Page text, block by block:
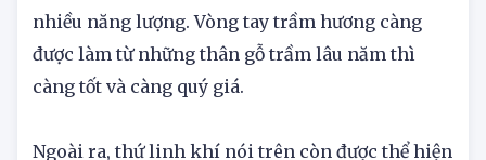
Bởi vậy, cây trầm càng lâu năm thì càng chứa
nhiều năng lượng. Vòng tay trầm hương càng
được làm từ những thân gỗ trầm lâu năm thì